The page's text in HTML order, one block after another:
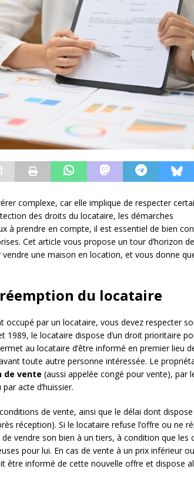
complexe, car elle implique de respecter
des droits du locataire, les démarches
à prendre en compte, il est essentiel de bien
Cet article vous propose un tour d’horizon
une maison en location, et vous donne
du locataire
par un locataire, vous devez respecter
1989, le locataire dispose d’un droit prioritaire
au locataire d’être informé en premier lieu
toute autre personne intéressée. Le
de vente (aussi appelée congé pour vente), par
acte d’huissier.
de vente, ainsi que le délai dont dispose
réception). Si le locataire refuse l’offre ou ne
vendre son bien à un tiers, à condition que les
pour lui. En cas de vente à un prix inférieur
informé de cette nouvelle offre et dispose